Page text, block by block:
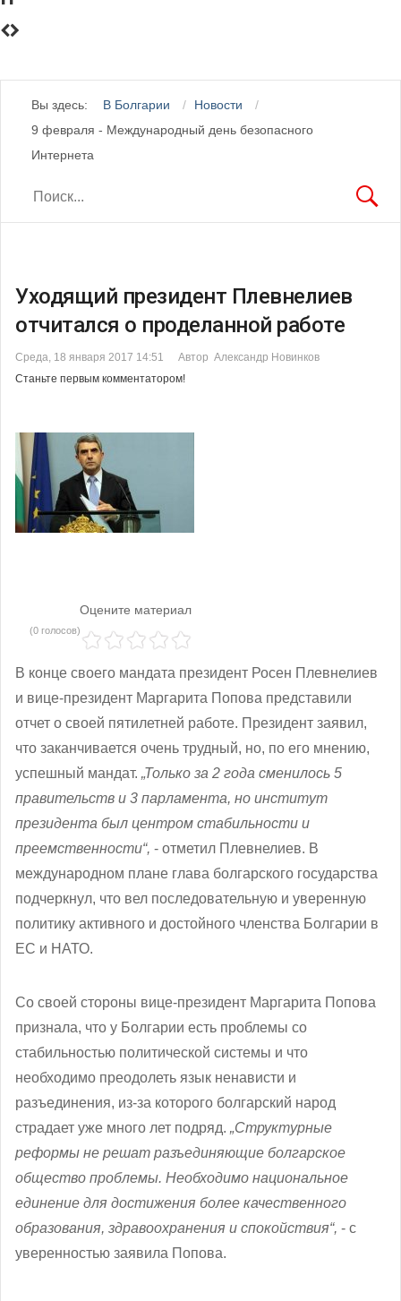
Вы здесь: В Болгарии
Новости
9 февраля - Международный день безопасного
Интернета
Уходящий президент Плевнелиев
отчитался о проделанной работе
Среда, 18 января 2017 14:51
Автор Александр Новинков
Станьте первым комментатором!
Оцените материал
(0 голосов)
В конце своего мандата президент Росен Плевнелиев
и вице-президент Маргарита Попова представили
отчет о своей пятилетней работе. Президент заявил,
что заканчивается очень трудный, но, по его мнению,
успешный мандат. „Только за 2 года сменилось 5
правительств и 3 парламента, но институт
президента был центром стабильности и
преемственности“, - отметил Плевнелиев. В
международном плане глава болгарского государства
подчеркнул, что вел последовательную и уверенную
политику активного и достойного членства Болгарии в
ЕС и НАТО.
Со своей стороны вице-президент Маргарита Попова
признала, что у Болгарии есть проблемы со
стабильностью политической системы и что
необходимо преодолеть язык ненависти и
разъединения, из-за которого болгарский народ
страдает уже много лет подряд. „Структурные
реформы не решат разъединяющие болгарское
общество проблемы. Необходимо национальное
единение для достижения более качественного
образования, здравоохранения и спокойствия“, - с
уверенностью заявила Попова.